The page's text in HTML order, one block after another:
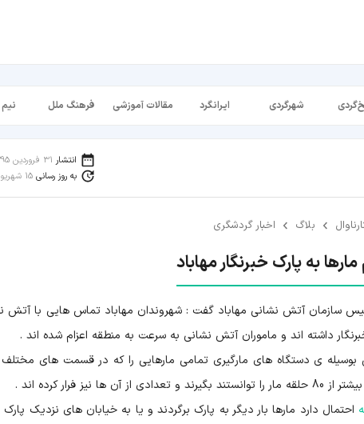
شهرگردی ایرانگرد مقالات آموزشی فرهنگ ملل
انتشار 31 فروردین 1395
به روز رسانی 15 شهریور 1398
بلاگ اخبار گردشگری
به پارک خبرنگار مهاباد
سازمان آتش نشانی مهاباد گفت : شهروندان مهاباد تماس هایی با آتش
داشته اند و ماموران آتش نشانی به سرعت به منطقه اعزام شده اند .
ی دستگاه های مارگیری تمامی مارهایی را که در قسمت های
فرار کرده اند .
احتمال دارد مارها بار دیگر به پارک برگردند و یا به خیابان های نزدیک پارک